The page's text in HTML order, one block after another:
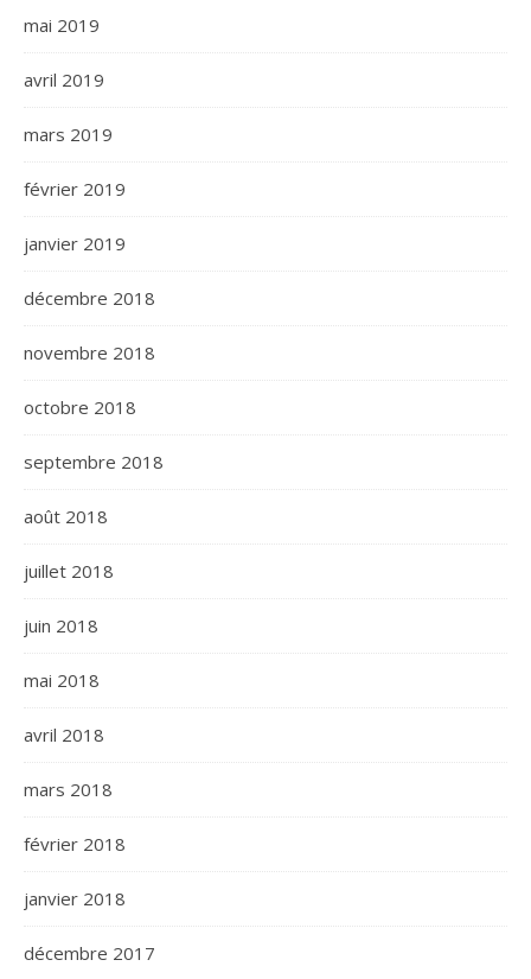
mai 2019
avril 2019
mars 2019
février 2019
janvier 2019
décembre 2018
novembre 2018
octobre 2018
septembre 2018
août 2018
juillet 2018
juin 2018
mai 2018
avril 2018
mars 2018
février 2018
janvier 2018
décembre 2017